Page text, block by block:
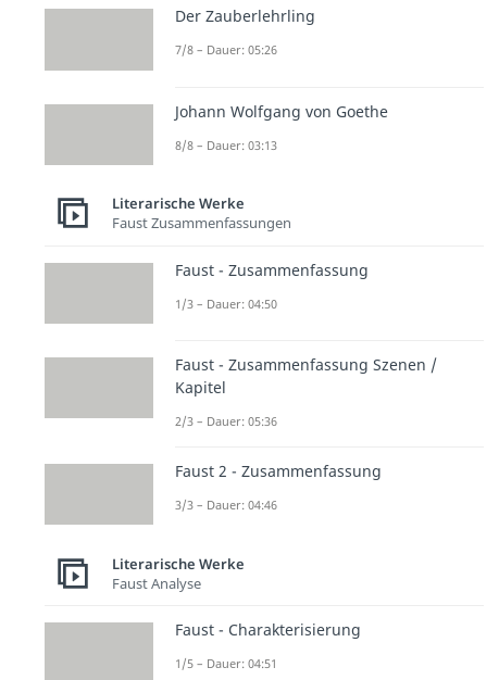
Der Zauberlehrling
7/8 – Dauer: 05:26
Johann Wolfgang von Goethe
8/8 – Dauer: 03:13
Literarische Werke
Faust Zusammenfassungen
Faust - Zusammenfassung
1/3 – Dauer: 04:50
Faust - Zusammenfassung Szenen /
Kapitel
2/3 – Dauer: 05:36
Faust 2 - Zusammenfassung
3/3 – Dauer: 04:46
Literarische Werke
Faust Analyse
Faust - Charakterisierung
1/5 – Dauer: 04:51